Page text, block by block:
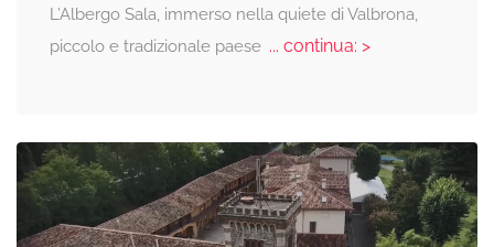
L’Albergo Sala, immerso nella quiete di Valbrona,
piccolo e tradizionale paese... continua: >